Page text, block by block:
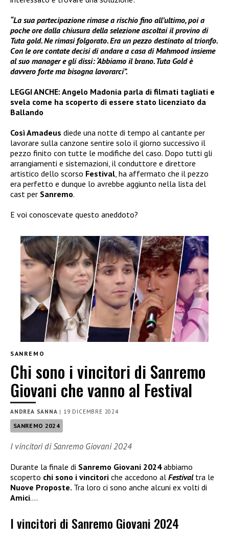
“La sua partecipazione rimase a rischio fino all’ultimo, poi a
poche ore dalla chiusura della selezione ascoltai il provino di
Tuta gold. Ne rimasi folgorato. Era un pezzo destinato al trionfo.
Con le ore contate decisi di andare a casa di Mahmood insieme
al suo manager e gli dissi: ‘Abbiamo il brano. Tuta Gold è
davvero forte ma bisogna lavorarci”.
LEGGI ANCHE: Angelo Madonia parla di filmati tagliati e
svela come ha scoperto di essere stato licenziato da
Ballando
Così Amadeus diede una notte di tempo al cantante per
lavorare sulla canzone sentire solo il giorno successivo il
pezzo finito con tutte le modifiche del caso. Dopo tutti gli
arrangiamenti e sistemazioni, il conduttore e direttore
artistico dello scorso Festival , ha affermato che il pezzo
era perfetto e dunque lo avrebbe aggiunto nella lista del
cast per Sanremo.
E voi conoscevate questo aneddoto?
SANREMO
Chi sono i vincitori di Sanremo
Giovani che vanno al Festival
ANDREA SANNA | 19 DICEMBRE 2024
SANREMO 2024
I vincitori di Sanremo Giovani 2024
Durante la finale di Sanremo Giovani 2024abbiamo
scoperto chi sono i vincitori che accedono al Festival tra le
Nuove Proposte. Tra loro ci sono anche alcuni ex volti di
Amici….
I vincitori di Sanremo Giovani 2024